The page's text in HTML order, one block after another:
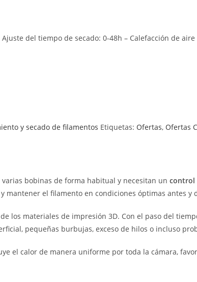
del tiempo de secado: 0-48h – Calefacción de aire
y secado de filamentos Etiquetas: Ofertas, Ofertas
bobinas de forma habitual y necesitan un control
mantener el filamento en condiciones óptimas antes y
los materiales de impresión 3D. Con el paso del
pequeñas burbujas, exceso de hilos o incluso
el calor de manera uniforme por toda la cámara,